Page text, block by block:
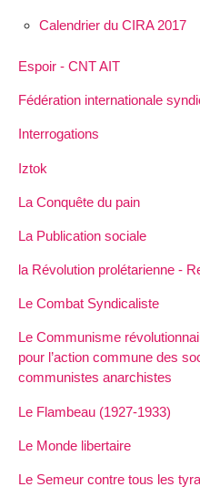
Calendrier du CIRA 2017
Espoir - CNT AIT
Fédération internationale
Interrogations
Iztok
La Conquête du pain
La Publication sociale
la Révolution prolétarienne -
Le Combat Syndicaliste
Le Communisme
pour l’action commune des
communistes anarchistes
Le Flambeau (1927-1933)
Le Monde libertaire
Le Semeur contre tous les